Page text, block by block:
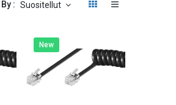
: Suositellut
New